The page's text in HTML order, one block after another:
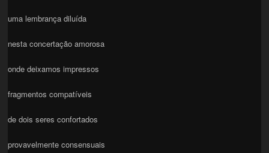
uma lembrança diluída
nesta concertação amorosa
onde deixamos impressos
fragmentos compatíveis
de dois seres confortados
provavelmente consensuais